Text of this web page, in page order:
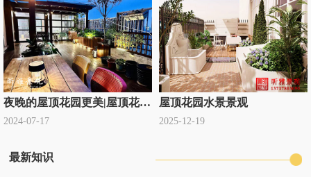
夜晚的屋顶花园更美|屋顶花园设计公司定制
2024-07-17
屋顶花园水景景观
2025-12-19
最新知识